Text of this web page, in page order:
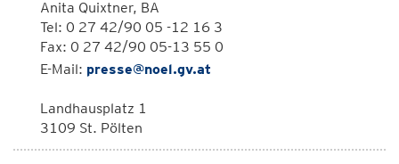
Anita Quixtner, BA
Tel: 0 27 42/90 05 -12 16 3
Fax: 0 27 42/90 05-13 55 0
E-Mail: presse@noel.gv.at
Landhausplatz 1
3109 St. Pölten